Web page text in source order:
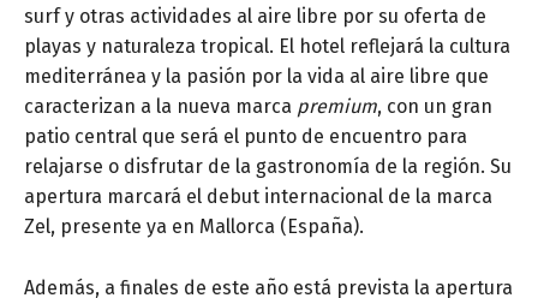
surf y otras actividades al aire libre por su oferta de
playas y naturaleza tropical. El hotel reflejará la cultura
mediterránea y la pasión por la vida al aire libre que
caracterizan a la nueva marca premium, con un gran
patio central que será el punto de encuentro para
relajarse o disfrutar de la gastronomía de la región. Su
apertura marcará el debut internacional de la marca
Zel, presente ya en Mallorca (España).
Además, a finales de este año está prevista la apertura